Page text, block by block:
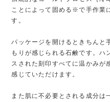
ことによって固める※で手作業
す。
パッケージを開けるときちんと
もりが感じられる石鹸です。ハ
スされた刻印すべてに温かみが
感じていただけます。
また肌に不必要とされる成分は